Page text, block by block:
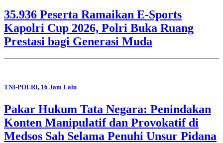
35.936 Peserta Ramaikan E-Sports
Kapolri Cup 2026, Polri Buka Ruang
Prestasi bagi Generasi Muda
TNI-POLRI, 16 Jam Lalu
Pakar Hukum Tata Negara: Penindakan
Konten Manipulatif dan Provokatif di
Medsos Sah Selama Penuhi Unsur Pidana